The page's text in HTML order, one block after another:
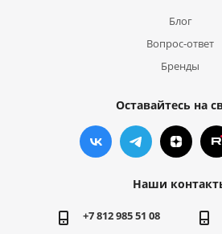
Блог
Вопрос-ответ
Бренды
Оставайтесь на
Наши
+7 812 985 51 08